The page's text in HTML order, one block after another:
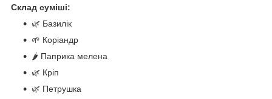
Склад суміші:
🌿 Базилік
🌱 Коріандр
🌶️ Паприка мелена
🌿 Кріп
🌿 Петрушка